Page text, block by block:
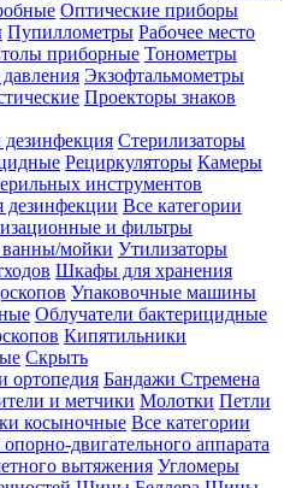
Оптические приборы
Пупиллометры Рабочее место
приборные Тонометры
Экзофтальмометры
Проекторы знаков
дезинфекция Стерилизаторы
Рециркуляторы Камеры
инструментов
дезинфекции Все категории
и фильтры
ванны/мойки Утилизаторы
Шкафы для хранения
Упаковочные машины
Облучатели бактерицидные
Кипятильники
Скрыть
ортопедия Бандажи Стремена
и метчики Молотки Петли
косыночные Все категории
двигательного аппарата
вытяжения Угломеры